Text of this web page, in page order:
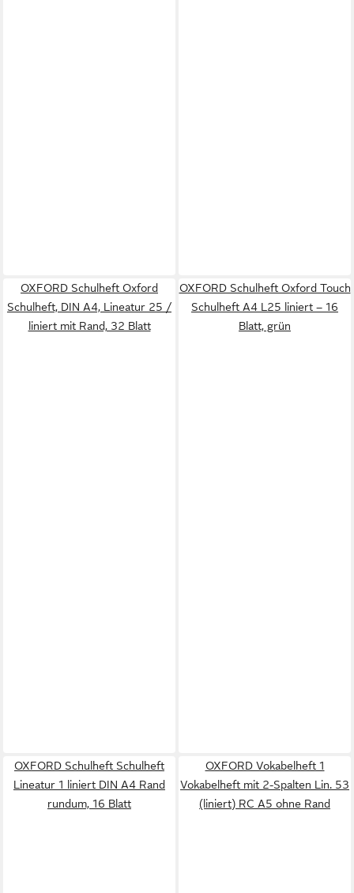
OXFORD Schulheft Oxford
Schulheft, DIN A4, Lineatur 25 /
liniert mit Rand, 32 Blatt
OXFORD Schulheft Oxford Touch
Schulheft A4 L25 liniert – 16
Blatt, grün
OXFORD Schulheft Schulheft
Lineatur 1 liniert DIN A4 Rand
rundum, 16 Blatt
OXFORD Vokabelheft 1
Vokabelheft mit 2-Spalten Lin. 53
(liniert) RC A5 ohne Rand